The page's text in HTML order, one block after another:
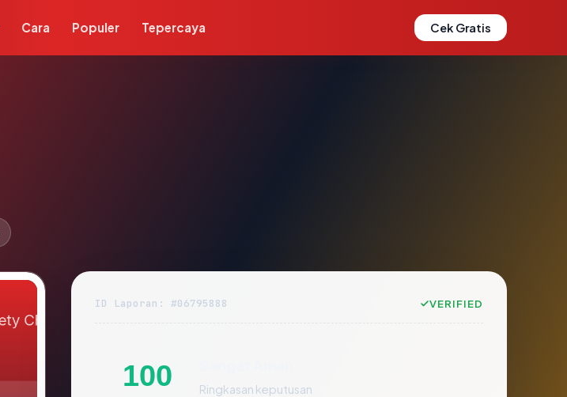
Cara Populer Tepercaya Cek Gratis
ID Laporan: #06795888 VERIFIED
100 Ringkasan keputusan